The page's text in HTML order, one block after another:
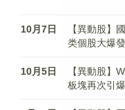
10月7日
【異動股】
类個股大爆發
10月5日
【異動股】
板塊再次引爆